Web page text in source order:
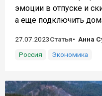
эмоции в отпуске и
а еще подключить
27.07.2023Статья
Анна
Россия
Экономика